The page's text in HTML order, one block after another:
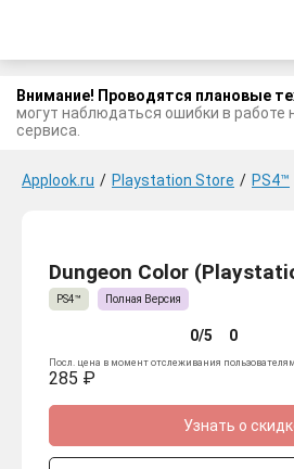
Внимание! Проводятся плановые
могут наблюдаться ошибки в работе
сервиса.
Applook.ru / Playstation Store / PS4™
Dungeon Color
PS4™ Полная Версия
0/5 0
Посл. цена в момент отслеживания
285 ₽
Узнать о